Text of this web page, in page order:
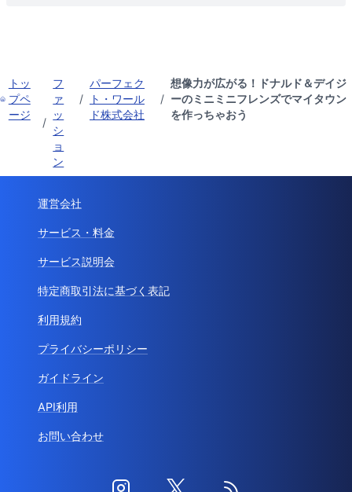
トッ
プペ
ージ
/
フ
ァ
ッ
シ
ョ
ン
/
パーフェク
ト・ワール
ド株式会社
/
想像力が広がる！ドナルド＆デイジ
ーのミニミニフレンズでマイタウン
を作っちゃおう
運営会社
サービス・料金
サービス説明会
特定商取引法に基づく表記
利用規約
プライバシーポリシー
ガイドライン
API利用
お問い合わせ